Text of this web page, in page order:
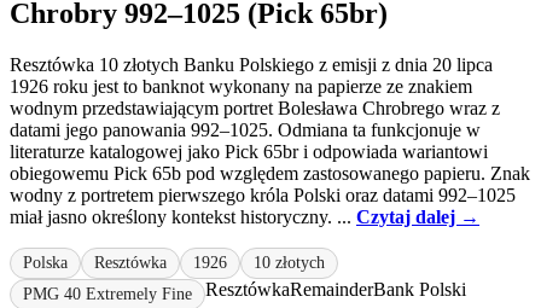
Chrobry 992–1025 (Pick 65br)
Resztówka 10 złotych Banku Polskiego z emisji z dnia 20 lipca
1926 roku jest to banknot wykonany na papierze ze znakiem
wodnym przedstawiającym portret Bolesława Chrobrego wraz z
datami jego panowania 992–1025. Odmiana ta funkcjonuje w
literaturze katalogowej jako Pick 65br i odpowiada wariantowi
obiegowemu Pick 65b pod względem zastosowanego papieru. Znak
wodny z portretem pierwszego króla Polski oraz datami 992–1025
miał jasno określony kontekst historyczny. ... Czytaj dalej →
Polska Resztówka 1926
10 złotych
PMG 40 Extremely Fine
ResztówkaRemainderBank Polski